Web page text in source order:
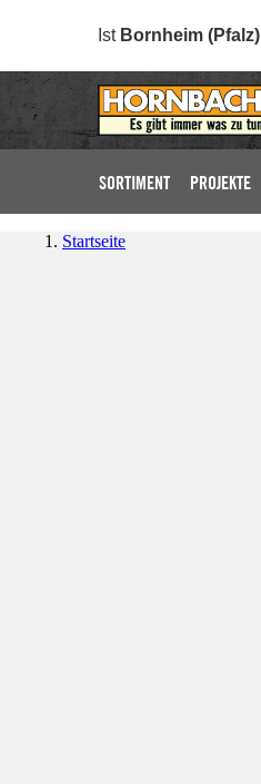
Ist Bornheim (Pfalz)
SORTIMENT PROJEKTE
Startseite